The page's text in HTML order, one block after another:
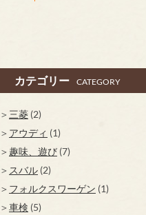
カテゴリー CATEGORY
三菱 (2)
アウディ (1)
趣味、遊び (7)
スバル (2)
フォルクスワーゲン (1)
車検 (5)